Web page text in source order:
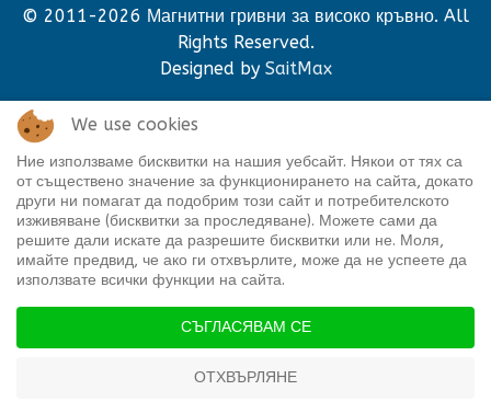
© 2011-2026 Магнитни гривни за високо кръвно. All
Rights Reserved.
Designed by SaitMax
Партньорски сайтове:
www.vivabook.eu |www.myaloevera.co.uk|
www.za-teb.net
www.SaitMax.com|www.WetCleans.com
We use cookies
Ние използваме бисквитки на нашия уебсайт. Някои от тях са
от съществено значение за функционирането на сайта, докато
други ни помагат да подобрим този сайт и потребителското
изживяване (бисквитки за проследяване). Можете сами да
решите дали искате да разрешите бисквитки или не. Моля,
имайте предвид, че ако ги отхвърлите, може да не успеете да
използвате всички функции на сайта.
СЪГЛАСЯВАМ СЕ
ОТХВЪРЛЯНЕ